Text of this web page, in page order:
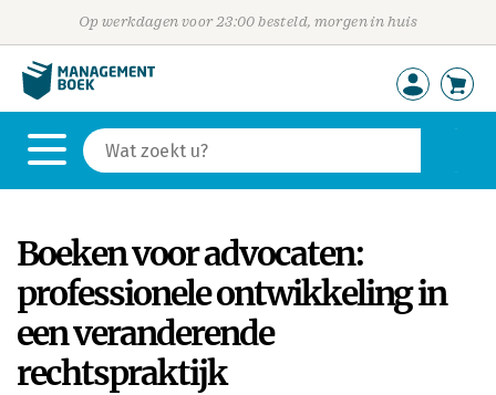
Op werkdagen voor 23:00 besteld, morgen in huis
Boeken voor advocaten:
professionele ontwikkeling in
een veranderende
rechtspraktijk